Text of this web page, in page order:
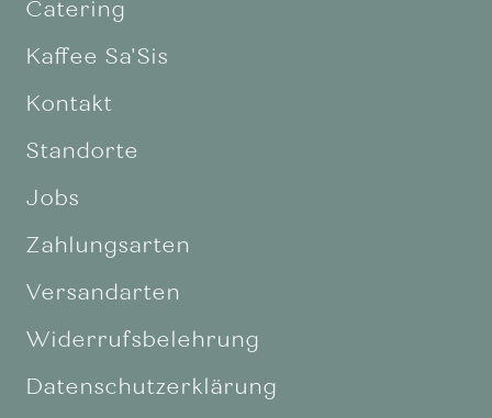
Catering
Kaffee Sa'Sis
Kontakt
Standorte
Jobs
Zahlungsarten
Versandarten
Widerrufsbelehrung
Datenschutzerklärung